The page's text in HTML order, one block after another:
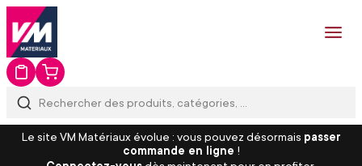
Le site VM Matériaux évolue : vous pouvez désormais passer
commande en ligne !